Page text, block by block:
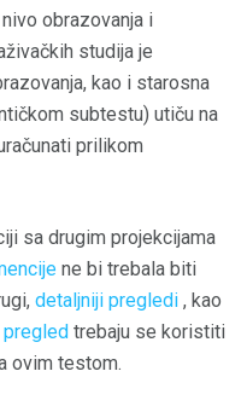
obrazovanja i
studija je
kao i starosna
subtestu) utiču na
prilikom
sa drugim projekcijama
ne bi trebala biti
detaljniji pregledi , kao
pregled trebaju se koristiti
ovim testom.